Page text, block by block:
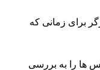
برای زمانی که
ها را به بررسی